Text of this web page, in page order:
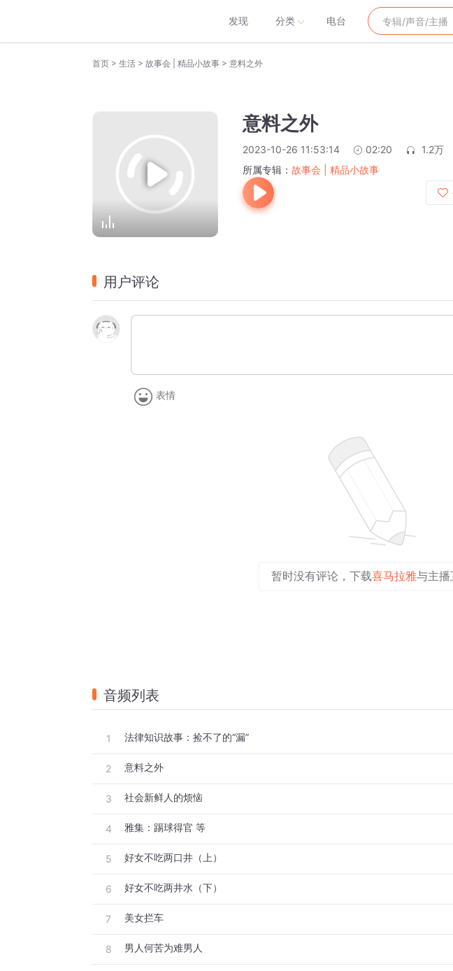
发现 分类 电台
首页 > 生活 > 故事会 | 精品小故事 > 意料之外
意料之外
2023-10-26 11:53:14 02:20
1.2万
所属专辑： 故事会 | 精品小故事
用户评论
表情
暂时没有评论，下载喜马拉雅与主播
音频列表
1 法律知识故事：捡不了的“漏”
2 意料之外
3 社会新鲜人的烦恼
4 雅集：踢球得官 等
5 好女不吃两口井（上）
6 好女不吃两井水（下）
7 美女拦车
8 男人何苦为难男人